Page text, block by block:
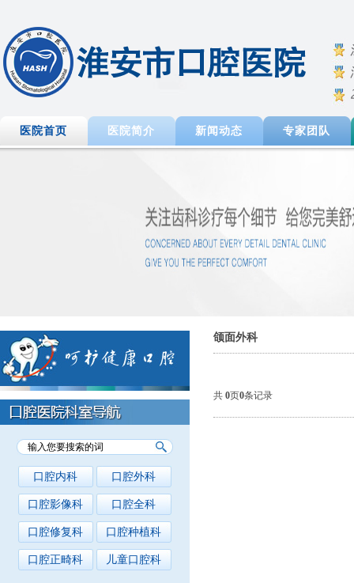
医院首页 医院简介 新闻动态 专家团队
口腔内科 口腔外科
口腔影像科 口腔全科
口腔修复科 口腔种植科
口腔正畸科 儿童口腔科
颌面外科
共 0页0条记录